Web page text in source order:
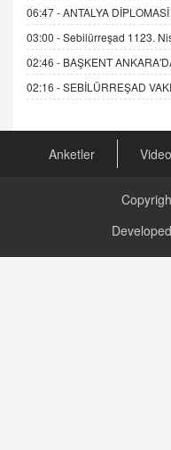
06:47 -ANTALYA
03:00 -Sebilürreşad 1123.
02:46 - BAŞKENT
02:16 -SEBİLÜRREŞAD
Anketler